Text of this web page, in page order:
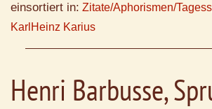
einsortiert in: Zitate/Aphorismen/
KarlHeinz Karius
Henri Barbusse,